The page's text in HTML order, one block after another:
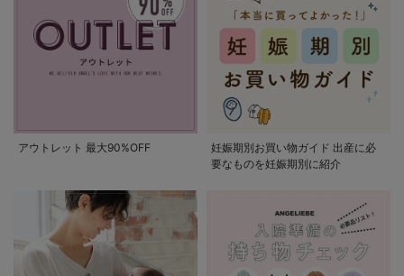
アウトレット 最大90%OFF
妊娠期別お買い物ガイド 出産に必
要なものを妊娠期別に紹介